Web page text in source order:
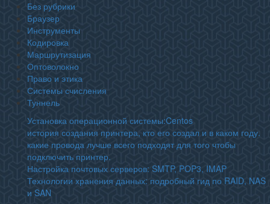
Без рубрики
Браузер
Инструменты
Кодировка
Маршрутизация
Оптоволокно
Право и этика
Системы счисления
Туннель
Установка операционной системы:Centos
история создания принтера, кто его создал и в каком году.
какие провода лучше всего подходят для того чтобы
подключить принтер.
Настройка почтовых серверов: SMTP, POP3, IMAP
Технологии хранения данных: подробный гид по RAID, NAS
и SAN